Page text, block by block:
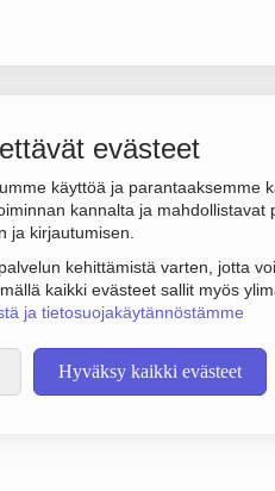
evästeet
käyttöä ja parantaaksemme
kannalta ja mahdollistavat
ja kirjautumisen.
kehittämistä varten, jotta
kaikki evästeet sallit myös
ja tietosuojakäytännöstämme
Hyväksy kaikki evästeet
päätoimiala on Jalkineiden